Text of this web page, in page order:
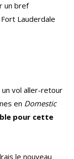
un bref
Lauderdale
vol aller-retour
en Domestic
pour cette
le nouveau